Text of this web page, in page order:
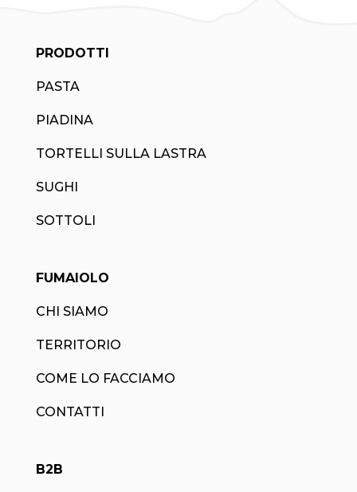
PRODOTTI
PASTA
PIADINA
TORTELLI SULLA LASTRA
SUGHI
SOTTOLI
FUMAIOLO
CHI SIAMO
TERRITORIO
COME LO FACCIAMO
CONTATTI
B2B